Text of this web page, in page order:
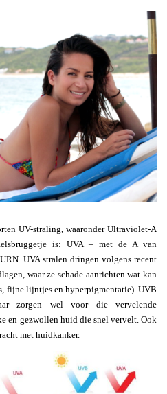
UV-straling, waaronder Ultraviolet-A
is: UVA – met de A van
UVA stralen dringen volgens recent
waar ze schade aanrichten wat kan
fijne lijntjes en hyperpigmentatie). UVB
zorgen wel voor die vervelende
en gezwollen huid die snel vervelt. Ook
met huidkanker.